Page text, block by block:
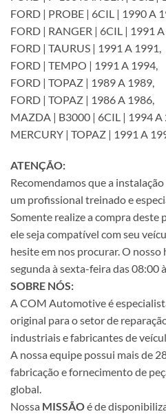
FORD | PROBE | 6CIL | 1990 A
FORD | RANGER | 6CIL | 1991 A
FORD | TAURUS | 1991 A 1991,
FORD | TEMPO | 1991 A 1994,
FORD | TOPAZ | 1989 A 1989,
FORD | TOPAZ | 1986 A 1986,
MAZDA | B3000 | 6CIL | 1994 A
MERCURY | TOPAZ | 1991 A
ATENÇÃO:
Recomendamos que a
um profissional treinado e
Somente realize a compra deste
ele seja compatível com seu
hesite em nos procurar. O
segunda à sexta-feira das 08:00
SOBRE NÓS:
A COM Automotive é
original para o setor de
industriais e fabricantes de
A nossa equipe possui mais de
fabricação e fornecimento de
global.
Nossa MISSÃOé de